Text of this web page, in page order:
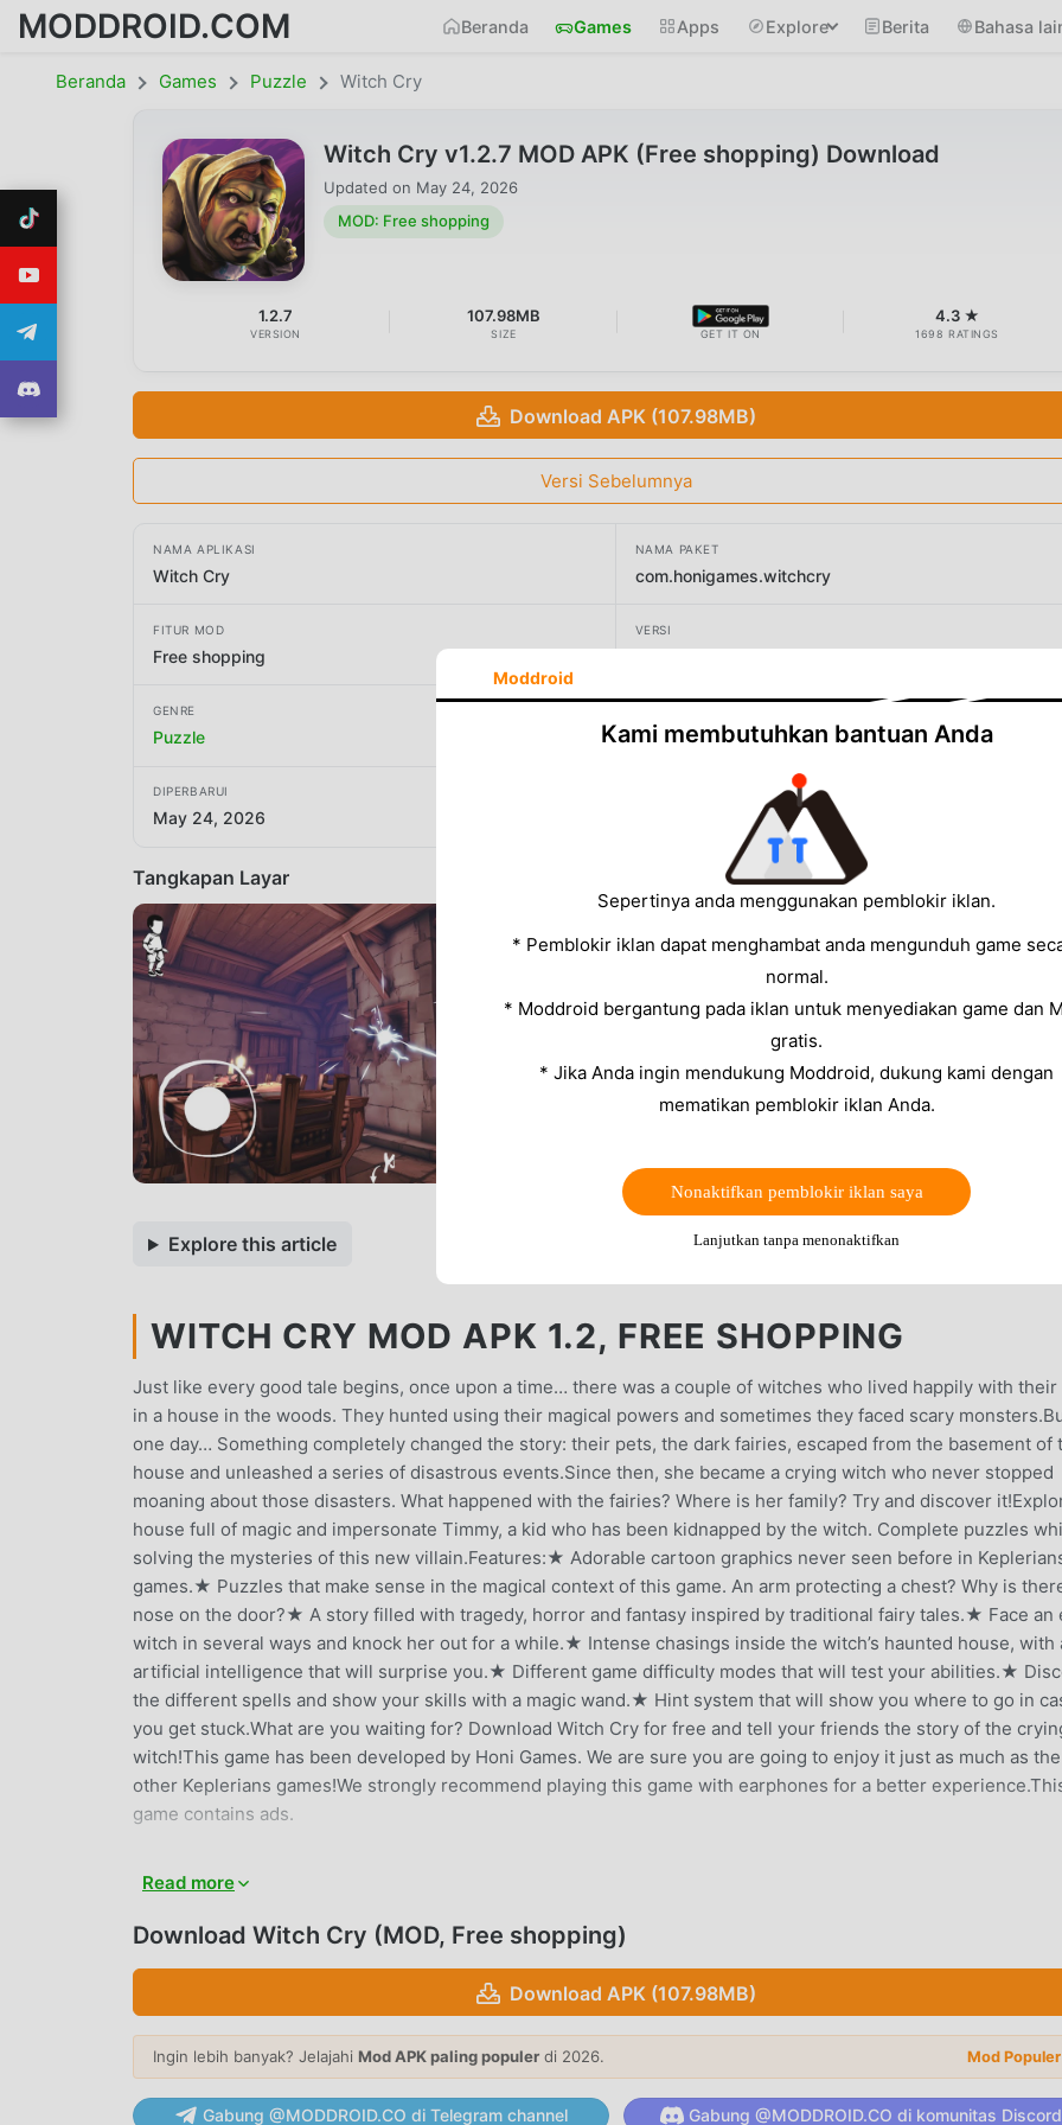
MODDROID.COM Beranda Games Apps Explore Berita Bahasa
Beranda Games Puzzle Witch Cry
Witch Cry v1.2.7 MOD APK (Free shopping) Download
Updated on May 24, 2026
MOD: Free shopping
1.2.7
VERSION
107.98MB
SIZE GET IT ON
4.3 ★
1698 RATINGS
Download APK (107.98MB)
Versi Sebelumnya
NAMA APLIKASI
Witch Cry
NAMA PAKET
com.honigames.witchcry
FITUR MOD
Free shopping
VERSI
GENRE
Puzzle Keplerians Horror Games
DIPERBARUI
May 24, 2026
Tangkapan Layar
Explore this article
WITCH CRY MOD APK 1.2, FREE SHOPPING
Just like every good tale begins, once upon a time… there was a couple of witches who lived happily with their
in a house in the woods. They hunted using their magical powers and sometimes they faced scary
one day… Something completely changed the story: their pets, the dark fairies, escaped from the basement of
house and unleashed a series of disastrous events.Since then, she became a crying witch who never stopped
moaning about those disasters. What happened with the fairies? Where is her family? Try and discover
house full of magic and impersonate Timmy, a kid who has been kidnapped by the witch. Complete puzzles
solving the mysteries of this new villain.Features:★ Adorable cartoon graphics never seen before in
games.★ Puzzles that make sense in the magical context of this game. An arm protecting a chest? Why is
nose on the door?★ A story filled with tragedy, horror and fantasy inspired by traditional fairy tales.★ Face an
witch in several ways and knock her out for a while.★ Intense chasings inside the witch’s haunted house, with
artificial intelligence that will surprise you.★ Different game difficulty modes that will test your abilities.★
the different spells and show your skills with a magic wand.★ Hint system that will show you where to go in
you get stuck.What are you waiting for? Download Witch Cry for free and tell your friends the story of the
witch!This game has been developed by Honi Games. We are sure you are going to enjoy it just as much as the
other Keplerians games!We strongly recommend playing this game with earphones for a better
game contains ads.
WITCH CRY PENGANTAR
seluruh dunia yang menyukai game puzzle .Jika Anda ingin mengunduh game ini, sebagai situs unduhan game
apk gratis terbesar di dunia -- moddroid adalah pilihan terbaik Anda. moddroid tidak hanya memberi Anda versi
terbaru dariWitch Cry1.2gratis, tetapi juga menyediakan Free shopping mod gratis, membantu Anda menyimpan
game itu sendiri. moddroid menjanjikan bahwa apapunWitch Crymod tidak akan membebankan biaya apa pun
kepada pemain, dan 100% aman, tersedia, dan gratis untuk dipasang. Cukup unduh klien moddroid, Anda dapat
mengunduh dan menginstalWitch Cry 1.2 dengan satu klik. Tunggu apa lagi, unduh moddroid dan mainkan!
Read more
Download Witch Cry (MOD, Free shopping)
Download APK (107.98MB)
Ingin lebih banyak? Jelajahi Mod APK paling populer di 2026. Mod
Gabung @MODDROID.CO di Telegram channel Gabung @MODDROID.CO di komunitas Discord
Moddroid
Kami membutuhkan bantuan Anda
Sepertinya anda menggunakan pemblokir iklan.
* Pemblokir iklan dapat menghambat anda mengunduh game
normal.
* Moddroid bergantung pada iklan untuk menyediakan game dan
gratis.
* Jika Anda ingin mendukung Moddroid, dukung kami dengan
mematikan pemblokir iklan Anda.
Nonaktifkan pemblokir iklan saya
Lanjutkan tanpa menonaktifkan